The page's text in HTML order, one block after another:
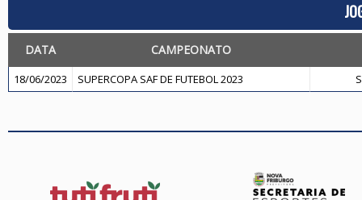
DATA CAMPEONATO
18/06/2023 SUPERCOPA SAF DE FUTEBOL 2023